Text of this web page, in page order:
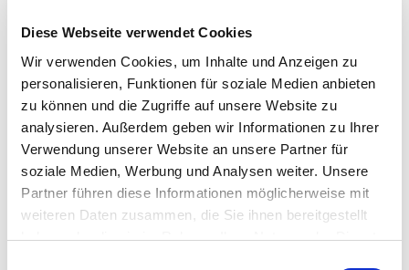
Diese Webseite verwendet Cookies
Wir verwenden Cookies, um Inhalte und Anzeigen zu
personalisieren, Funktionen für soziale Medien anbieten
zu können und die Zugriffe auf unsere Website zu
analysieren. Außerdem geben wir Informationen zu Ihrer
Verwendung unserer Website an unsere Partner für
soziale Medien, Werbung und Analysen weiter. Unsere
Partner führen diese Informationen möglicherweise mit
weiteren Daten zusammen, die Sie ihnen bereitgestellt
haben oder die sie im Rahmen Ihrer Nutzung der Dienste
KARIBIK-TRAUM, CA. 80°C
Karibik² - saftig grüne Palmen und tiefblaues Wasser.
Abtauchen & in die Ferne träumen mit 360° Urlaubsgefühl
und dem Blick in die Palmkronen des Palais Vital.